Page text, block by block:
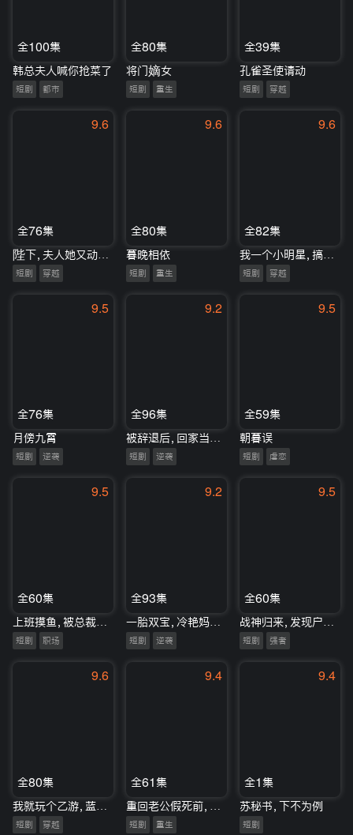
全100集
韩总夫人喊你抢菜了
短剧 都市
全80集
将门嫡女
短剧 重生
全39集
孔雀圣使请动
短剧 穿越
9.6
全76集
短剧 穿越
9.6
全80集
暮晚相依
短剧 重生
9.6
全82集
短剧 穿越
9.5
全76集
月傍九霄
短剧 逆袭
9.2
全96集
被辞退后，回家当渔民
短剧 逆袭
9.5
全59集
朝暮误
短剧 虐恋
9.5
全60集
短剧 职场
9.2
全93集
短剧 逆袭
9.5
全60集
短剧 强者
9.6
全80集
短剧 穿越
9.4
全61集
短剧 重生
9.4
全1集
苏秘书，下不为例
短剧